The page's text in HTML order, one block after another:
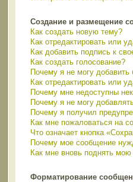
Создание и размещение
Как создать новую тему?
Как отредактировать или
Как добавить подпись к
Как создать голосование?
Почему я не могу добавить
Как отредактировать или
Почему мне недоступны
Почему я не могу
Почему я получил
Как мне пожаловаться на
Что означает кнопка
Почему мое сообщение
Как мне вновь поднять мою
Форматирование